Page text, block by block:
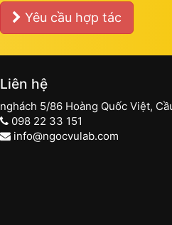
Yêu cầu hợp tác
Liên hệ
nghách 5/86 Hoàng Quốc Việt,
098 22 33 151
info@ngocvulab.com